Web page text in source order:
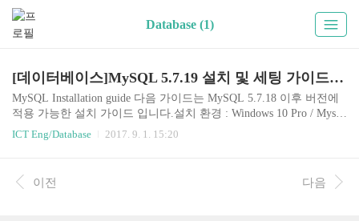
Database (1)
[데이터베이스]MySQL 5.7.19 설치 및 세팅 가이드(Windows 10)
MySQL Installation guide 다음 가이드는 MySQL 5.7.18 이후 버전에
적용 가능한 설치 가이드 입니다.설치 환경 : Windows 10 Pro / Mysql
-5.7.19 Download Mysql Community Server 다운로드 사이트에 접속
한다. OS와 시스템 종류를 선택하고 ZIP Archive 파일을 다운받는
더명을 mysql로 변경한다. 제어판 -> 시스템 -> 고급 시스템 설정 ->
고급 탭의 "환경 변수(N)"로 진입한다. 시스템 변수(S)에서 Path를
ICT Eng/Database 2017. 9. 1. 15:20
이전 다음